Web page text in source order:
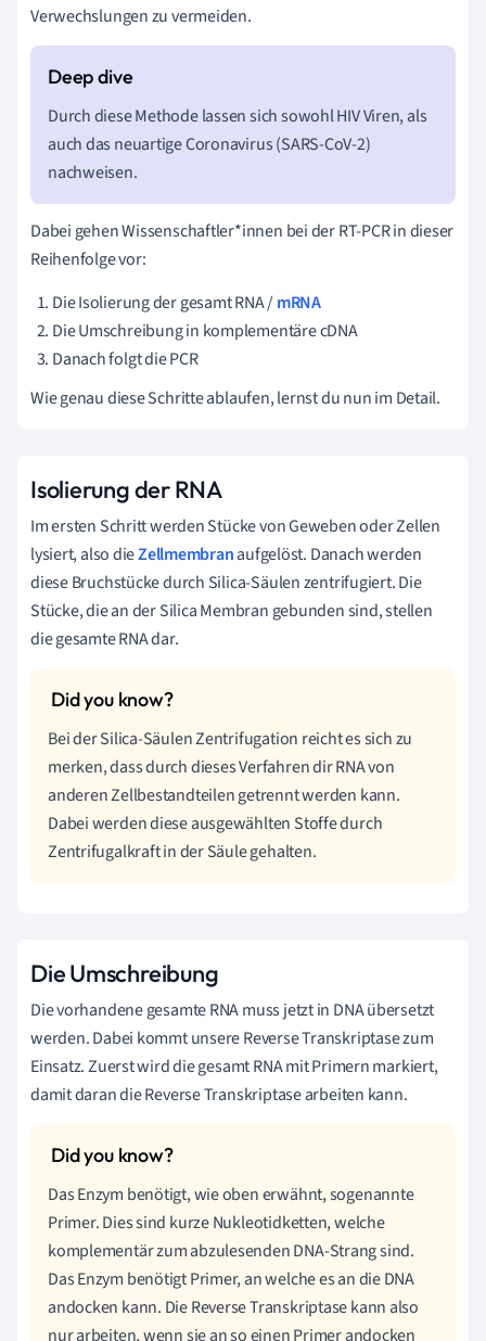
Verwechslungen zu vermeiden.
Durch diese Methode lassen sich sowohl HIV Viren, als
auch das neuartige Coronavirus (SARS-CoV-2)
nachweisen.
Dabei gehen Wissenschaftler*innen bei der RT-PCR in dieser
Reihenfolge vor:
Die Isolierung der gesamt RNA /mRNA
Die Umschreibung in komplementäre cDNA
Danach folgt die PCR
Wie genau diese Schritte ablaufen, lernst du nun im Detail.
Isolierung der RNA
Im ersten Schritt werden Stücke von Geweben oder Zellen
lysiert, also dieZellmembranaufgelöst. Danach werden
diese Bruchstücke durch Silica-Säulen zentrifugiert. Die
Stücke, die an der Silica Membran gebunden sind, stellen
die gesamte RNA dar.
Bei der Silica-Säulen Zentrifugation reicht es sich zu
merken, dass durch dieses Verfahren dir RNA von
anderen Zellbestandteilen getrennt werden kann.
Dabei werden diese ausgewählten Stoffe durch
Zentrifugalkraft in der Säule gehalten.
Die Umschreibung
Die vorhandene gesamte RNA muss jetzt in DNA übersetzt
werden. Dabei kommt unsere Reverse Transkriptase zum
Einsatz. Zuerst wird die gesamt RNA mit Primern markiert,
damit daran die Reverse Transkriptase arbeiten kann.
Das Enzym benötigt, wie oben erwähnt, sogenannte
Primer. Dies sind kurze Nukleotidketten, welche
komplementär zum abzulesenden DNA-Strang sind.
Das Enzym benötigt Primer, an welche es an die DNA
andocken kann. Die Reverse Transkriptase kann also
nur arbeiten, wenn sie an so einen Primer andocken